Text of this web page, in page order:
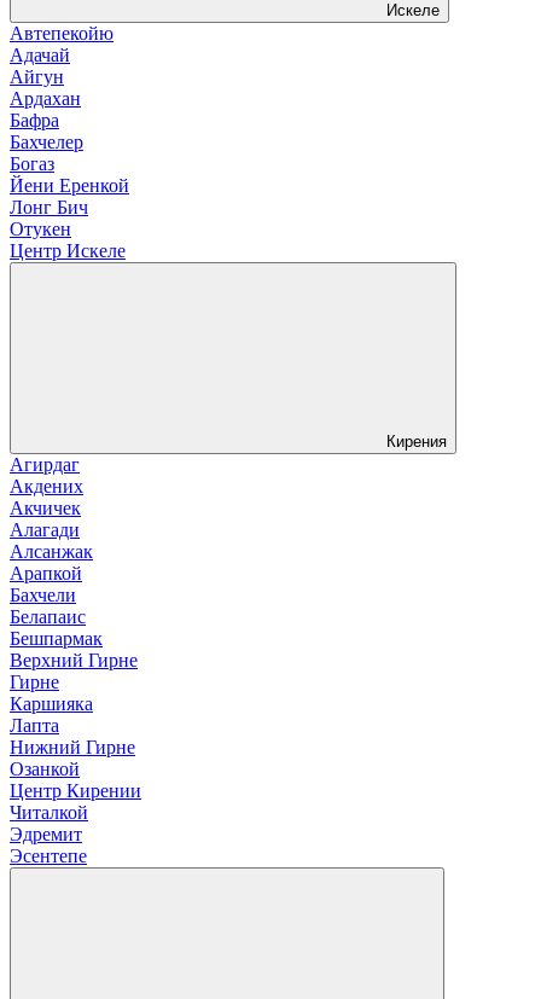
Искеле
Автепекойю
Адачай
Айгун
Ардахан
Бафра
Бахчелер
Богаз
Йени Еренкой
Лонг Бич
Отукен
Центр Искеле
Кирения
Агирдаг
Акдених
Акчичек
Алагади
Алсанжак
Арапкой
Бахчели
Белапаис
Бешпармак
Верхний Гирне
Гирне
Каршияка
Лапта
Нижний Гирне
Озанкой
Центр Кирении
Читалкой
Эдремит
Эсентепе